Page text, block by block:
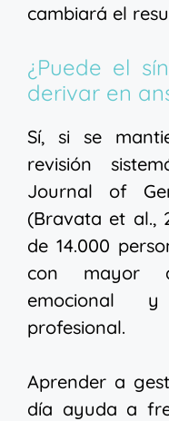
cambiará el
¿Puede el
derivar en
Sí, si se
revisión
Journal of
(Bravata et al.,
de 14.000
con mayor
emocional
profesional.
Aprender a
día ayuda a